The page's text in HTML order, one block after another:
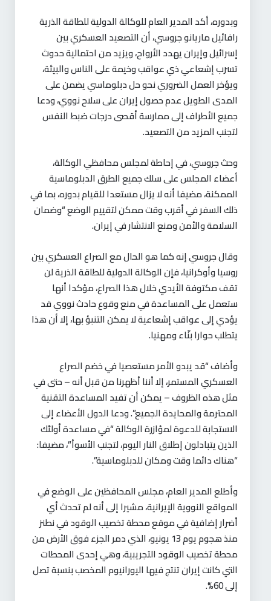
وبدوره، أكد المدير العام للوكالة الدولية للطاقة الذرية
رافائيل ماريانو جروسي، أن التصعيد العسكري بين
إسرائيل وإيران يهدد الأرواح، ويزيد من احتمالية حدوث
تسرب إشعاعي ذي عواقب وخيمة على الناس والبيئة،
ويؤخر العمل الضروري نحو حل دبلوماسي يضمن على
المدى الطويل عدم حصول إيران على سلاح نووي، ودعا
جميع الأطراف إلى ممارسة أقصى درجات ضبط النفس
لتجنب المزيد من التصعيد.
وحث جروسي، في إحاطة لمجلس محافظي الوكالة،
أعضاء المجلس على سلك جميع الطرق الدبلوماسية
الممكنة، مضيفا أنه لا يزال مستعدا للقيام بدوره، بما في
ذلك السفر في أقرب وقت ممكن لتقييم الوضع “وضمان
السلامة والأمن ومنع الانتشار في إيران.
وقال جروسي إنه كما هو الحال مع الصراع العسكري بين
روسيا وأوكرانيا، فإن الوكالة الدولية للطاقة الذرية لن
تقف مكتوفة الأيدي خلال هذا الصراع، مؤكدا أنها
ستعمل على المساعدة في منع وقوع حادث نووي قد
يؤدي إلى عواقب إشعاعية لا يمكن التنبؤ بها، إلا أن هذا
يتطلب حوارا بنّاء ومهنيا.
وأضاف “قد يبدو الأمر مستعصيا في خضم الصراع
العسكري المستمر، إلا أننا أظهرنا من قبل أنه – حتى في
مثل هذه الظروف – يمكن أن تفيد المساعدة التقنية
المحترمة والمحايدة الجميع”. ودعا الدول الأعضاء إلى
الاستجابة للدعوة لمؤازرة الوكالة “في مساعدة أولئك
الذين يتبادلون إطلاق النار اليوم، لتجنب الأسوأ”، مضيفا:
“هناك دائما وقت ومكان للدبلوماسية”.
وأطلع المدير العام، مجلس المحافظين على الوضع في
المواقع النووية الإيرانية، مشيرا إلى أنه لم تحدث أي
أضرار إضافية في موقع محطة تخصيب الوقود في نطنز
منذ هجوم يوم 13 يونيو، الذي دمر الجزء فوق الأرض من
محطة تخصيب الوقود التجريبية، وهي إحدى المحطات
التي كانت إيران تنتج فيها اليورانيوم المخصب بنسبة تصل
إلى 60%.